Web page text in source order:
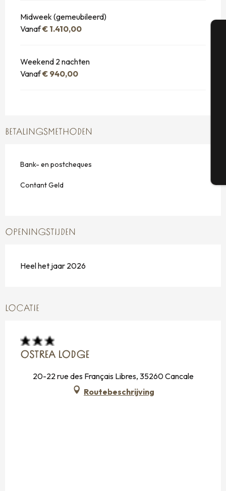
Midweek (gemeubileerd)
Vanaf€ 1.410,00
Weekend 2 nachten
Vanaf€ 940,00
BETALINGSMETHODEN
Bank- en postcheques
Contant Geld
OPENINGSTIJDEN
Heel het jaar 2026
LOCATIE
OSTREA LODGE
20-22 rue des Français Libres, 35260 Cancale
Routebeschrijving